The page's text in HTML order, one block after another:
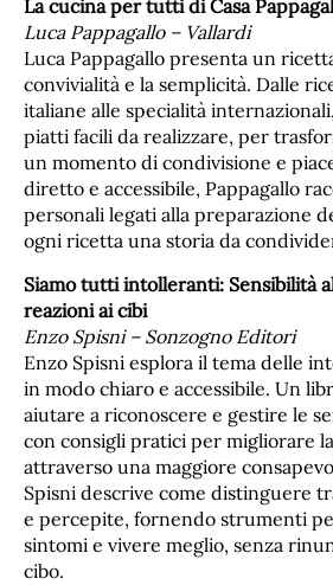
La cucina per tutti di Casa
Luca Pappagallo – Vallardi
Luca Pappagallo presenta un
convivialità e la semplicità. Dalle
italiane alle specialità
piatti facili da realizzare, per
un momento di condivisione e
diretto e accessibile, Pappagallo
personali legati alla preparazione
ogni ricetta una storia da
Siamo tutti intolleranti: Sensibilità
reazioni ai cibi
Enzo Spisni – Sonzogno Editori
Enzo Spisni esplora il tema delle
in modo chiaro e accessibile. Un
aiutare a riconoscere e gestire le
con consigli pratici per migliorare
attraverso una maggiore
Spisni descrive come distinguere
e percepite, fornendo strumenti
sintomi e vivere meglio, senza
cibo.